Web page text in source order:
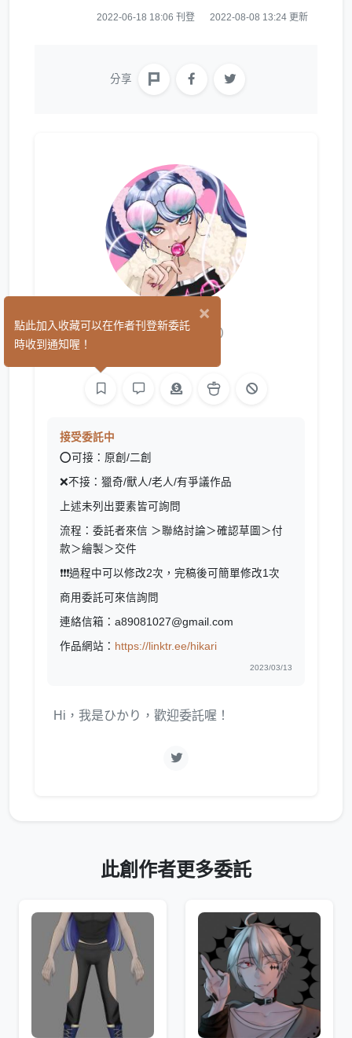
2022-06-18 18:06 刊登 2022-08-08 13:24 更新
分享
ひかり (0)
接受委託中
⭕️可接：原創/二創
❌不接：獵奇/獸人/老人/有爭議作品
上述未列出要素皆可詢問
流程：委託者來信 ＞聯絡討論＞確認草圖＞付
款＞繪製＞交件
❗️❗️❗️過程中可以修改2次，完稿後可簡單修改1次
商用委託可來信詢問
連絡信箱：a89081027@gmail.com
作品網站： https://linktr.ee/hikari
2023/03/13
Hi，我是ひかり，歡迎委託喔！
此創作者更多委託
×
點此加入收藏可以在作者刊登新委託
時收到通知喔！